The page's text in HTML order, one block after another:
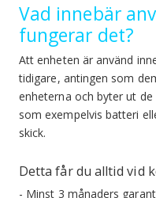
Vad innebär
fungerar det?
Att enheten är använd
tidigare, antingen som
enheterna och byter ut
som exempelvis batteri
skick.
Detta får du alltid vid
- Minst 3 månaders